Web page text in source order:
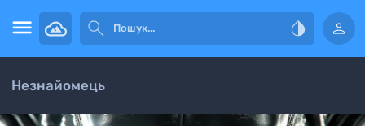
   
Незнайомець